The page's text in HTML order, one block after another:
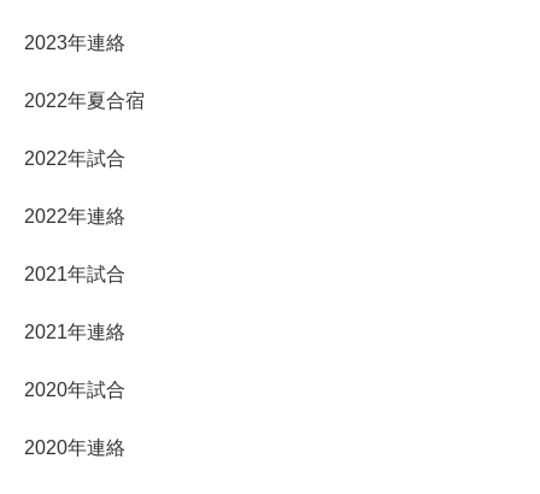
2023年連絡
2022年夏合宿
2022年試合
2022年連絡
2021年試合
2021年連絡
2020年試合
2020年連絡